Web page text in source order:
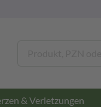
& Verletzungen